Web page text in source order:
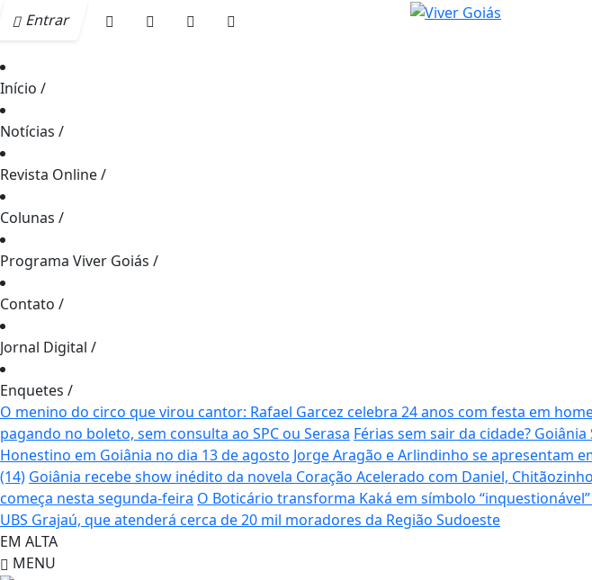
Entrar
Início /
Notícias /
Revista Online/
Colunas /
Programa Viver Goiás /
Contato /
Jornal Digital /
Enquetes /
O menino do circo que virou cantor: Rafael Garcez celebra 24 anos com festa em
pagando no boleto, sem consulta ao SPC ou Serasa Férias sem sair da cidade?
Honestino em Goiânia no dia 13 de agosto Jorge Aragão e Arlindinho se apresentam
(14) Goiânia recebe show inédito da novela Coração Acelerado com Daniel,
começa nesta segunda-feira O Boticário transforma Kaká em símbolo
UBS Grajaú, que atenderá cerca de 20 mil moradores da Região Sudoeste
EM ALTA
MENU